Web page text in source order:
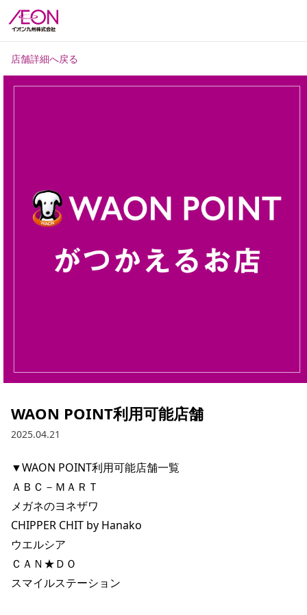
店舗詳細へ戻る
WAON POINT利用可能店舗
2025.04.21
▼WAON POINT利用可能店舗一覧
ＡＢＣ－ＭＡＲＴ
メガネのヨネザワ
CHIPPER CHIT by Hanako
ウエルシア
ＣＡＮ★ＤＯ
スマイルステーション